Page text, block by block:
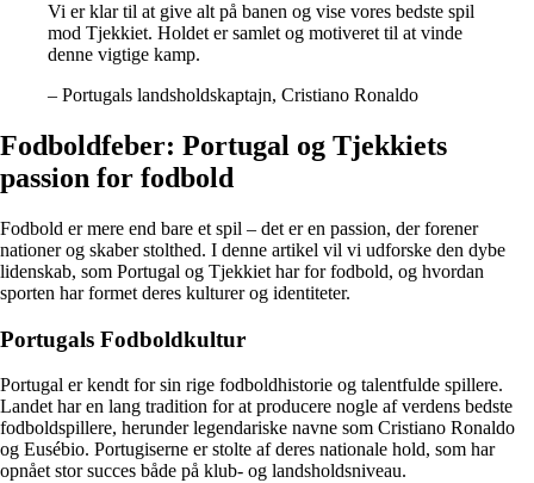
Vi er klar til at give alt på banen og vise vores bedste spil
mod Tjekkiet. Holdet er samlet og motiveret til at vinde
denne vigtige kamp.
– Portugals landsholdskaptajn, Cristiano Ronaldo
Fodboldfeber: Portugal og Tjekkiets
passion for fodbold
Fodbold er mere end bare et spil – det er en passion, der forener
nationer og skaber stolthed. I denne artikel vil vi udforske den dybe
lidenskab, som Portugal og Tjekkiet har for fodbold, og hvordan
sporten har formet deres kulturer og identiteter.
Portugals Fodboldkultur
Portugal er kendt for sin rige fodboldhistorie og talentfulde spillere.
Landet har en lang tradition for at producere nogle af verdens bedste
fodboldspillere, herunder legendariske navne som Cristiano Ronaldo
og Eusébio. Portugiserne er stolte af deres nationale hold, som har
opnået stor succes både på klub- og landsholdsniveau.